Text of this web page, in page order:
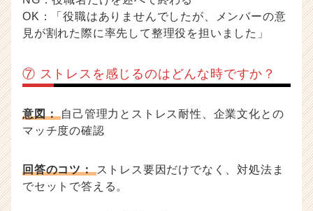
OK：「役職はありませんでしたが、メンバーの意
見が割れた際に率先して整理役を担いました」
⑦ ストレスを感じるのはどんな時ですか？
意図：自己管理力とストレス耐性、企業文化との
マッチ度の確認
回答のコツ：ストレス要因だけでなく、対処法ま
でセットで答える。